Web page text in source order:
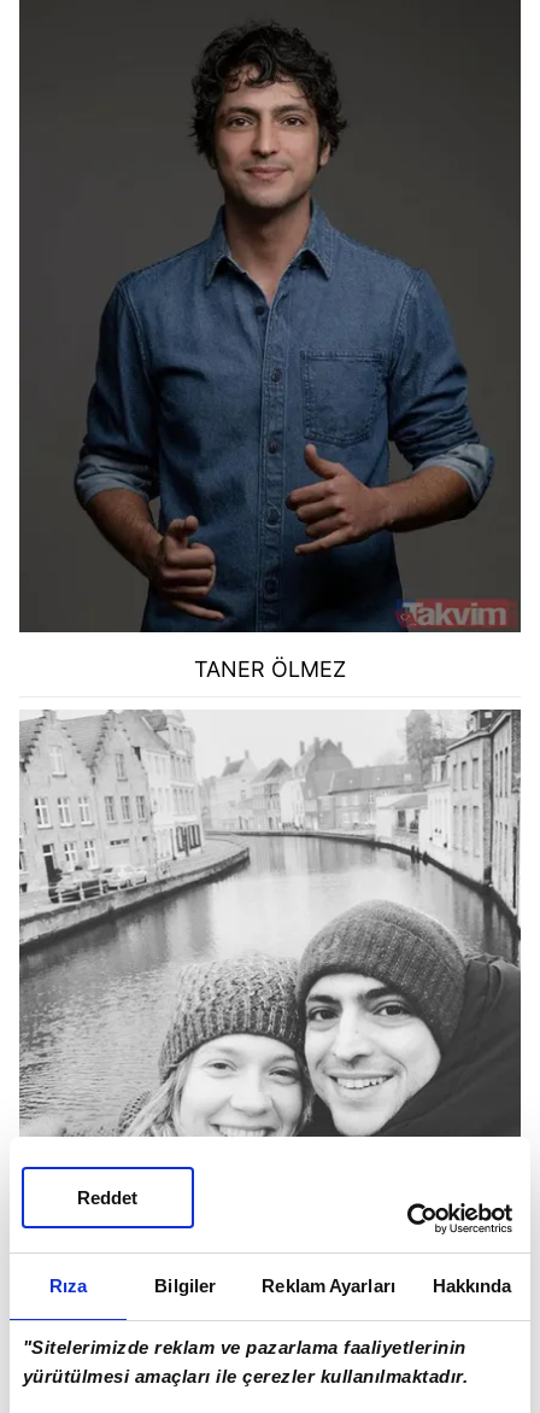
Rıza Bilgiler Reklam Ayarları Hakkında
"Sitelerimizde reklam ve pazarlama faaliyetlerinin
yürütülmesi amaçları ile çerezler kullanılmaktadır.
Reddet
TANER ÖLMEZ
TANER ÖLMEZ VE EŞİ ECE ÇEŞMİOĞLU